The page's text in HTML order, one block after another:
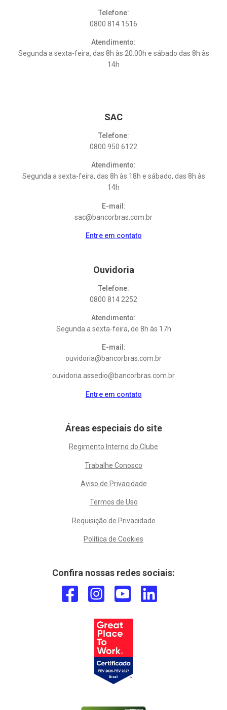
Telefone:
0800 814 1516
Atendimento:
Segunda a sexta-feira, das 8h às 20:00h e sábado das 8h às
14h
SAC
Telefone:
0800 950 6122
Atendimento:
Segunda a sexta-feira, das 8h às 18h e sábado, das 8h às
14h
E-mail:
sac@bancorbras.com.br
Entre em contato
Ouvidoria
Telefone:
0800 814 2252
Atendimento:
Segunda a sexta-feira, de 8h às 17h
E-mail:
ouvidoria@bancorbras.com.br
ouvidoria.assedio@bancorbras.com.br
Entre em contato
Áreas especiais do site
Regimento Interno do Clube
Trabalhe Conosco
Aviso de Privacidade
Termos de Uso
Requisição de Privacidade
Política de Cookies
Confira nossas redes sociais: